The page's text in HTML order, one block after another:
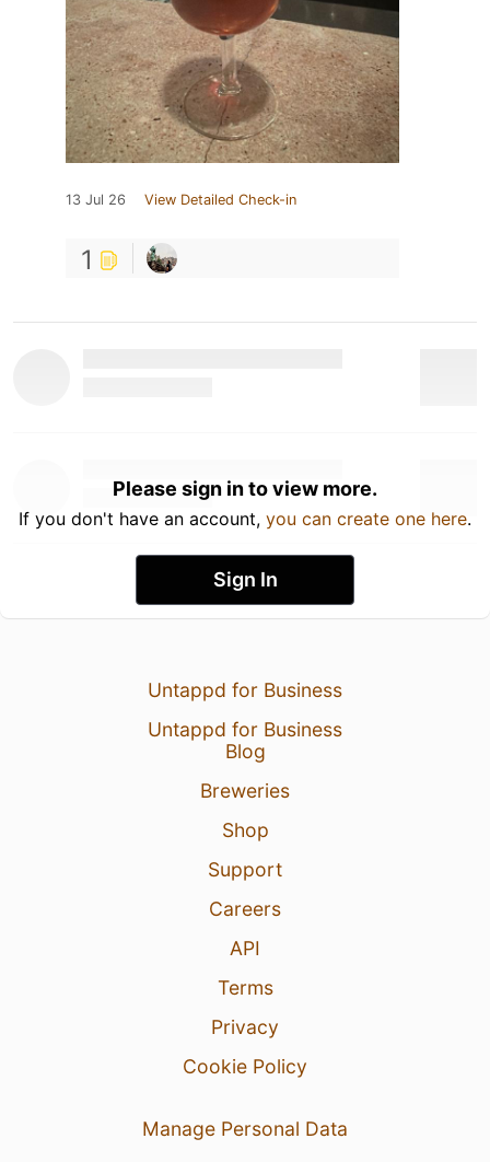
13 Jul 26 View Detailed Check-in
1
Please sign in to view more.
If you don't have an account, you can create one here.
Sign In
Untappd for Business
Untappd for Business
Blog
Breweries
Shop
Support
Careers
API
Terms
Privacy
Cookie Policy
Manage Personal Data